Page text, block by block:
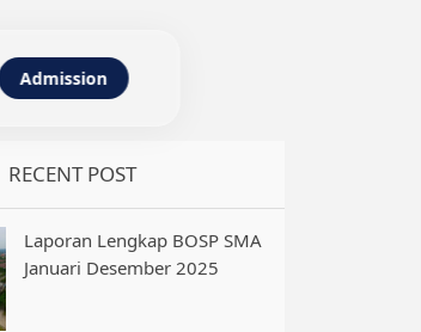
Admission
RECENT POST
Laporan Lengkap BOSP SMA
Januari Desember 2025